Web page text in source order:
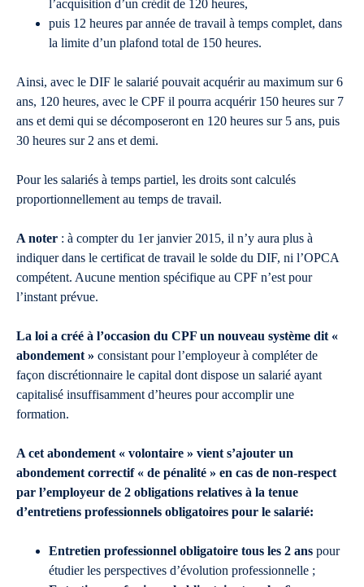
l’acquisition d’un crédit de 120 heures,
puis 12 heures par année de travail à temps complet, dans
la limite d’un plafond total de 150 heures.
Ainsi, avec le DIF le salarié pouvait acquérir au maximum sur 6
ans, 120 heures, avec le CPF il pourra acquérir 150 heures sur 7
ans et demi qui se décomposeront en 120 heures sur 5 ans, puis
30 heures sur 2 ans et demi.
Pour les salariés à temps partiel, les droits sont calculés
proportionnellement au temps de travail.
A noter : à compter du 1er janvier 2015, il n’y aura plus à
indiquer dans le certificat de travail le solde du DIF, ni l’OPCA
compétent. Aucune mention spécifique au CPF n’est pour
l’instant prévue.
La loi a créé à l’occasion du CPF un nouveau système dit «
abondement » consistant pour l’employeur à compléter de
façon discrétionnaire le capital dont dispose un salarié ayant
capitalisé insuffisamment d’heures pour accomplir une
formation.
A cet abondement « volontaire » vient s’ajouter un
abondement correctif « de pénalité » en cas de non-respect
par l’employeur de 2 obligations relatives à la tenue
d’entretiens professionnels obligatoires pour le salarié:
Entretien professionnel obligatoire tous les 2 ans pour
étudier les perspectives d’évolution professionnelle ;